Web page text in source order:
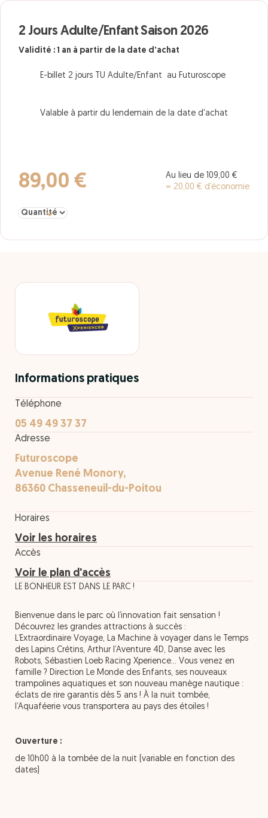
2 Jours Adulte/Enfant Saison 2026
Validité : 1 an à partir de la date d'achat
E-billet 2 jours TU Adulte/Enfant au Futuroscope
Valable à partir du lendemain de la date d'achat
89,00 €
Au lieu de 109,00 €
= 20,00 € d’économie
Sélectionner la quantité pour 2 Jours Adulte/Enfant Saison 2026
Informations pratiques
Téléphone
05 49 49 37 37
Adresse
Futuroscope
Avenue René Monory,
86360 Chasseneuil-du-Poitou
Horaires
Voir les horaires
Accès
Voir le plan d'accès
LE BONHEUR EST DANS LE PARC !
Bienvenue dans le parc où l’innovation fait sensation !
Découvrez les grandes attractions à succès :
L’Extraordinaire Voyage, La Machine à voyager dans le Temps
des Lapins Crétins, Arthur l’Aventure 4D, Danse avec les
Robots, Sébastien Loeb Racing Xperience... Vous venez en
famille ? Direction Le Monde des Enfants, ses nouveaux
trampolines aquatiques et son nouveau manège nautique :
éclats de rire garantis dès 5 ans ! À la nuit tombée,
l’Aquaféerie vous transportera au pays des étoiles !
Ouverture :
de 10h00 à la tombée de la nuit (variable en fonction des
dates)